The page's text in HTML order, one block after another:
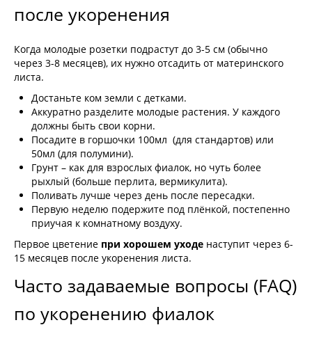
после укоренения
Когда молодые розетки подрастут до 3-5 см (обычно
через 3-8 месяцев), их нужно отсадить от материнского
листа.
Достаньте ком земли с детками.
Аккуратно разделите молодые растения. У каждого
должны быть свои корни.
Посадите в горшочки 100мл (для стандартов) или
50мл (для полумини).
Грунт – как для взрослых фиалок, но чуть более
рыхлый (больше перлита, вермикулита).
Поливать лучше через день после пересадки.
Первую неделю подержите под плёнкой, постепенно
приучая к комнатному воздуху.
Первое цветение при хорошем уходе наступит через 6-
15 месяцев после укоренения листа.
Часто задаваемые вопросы (FAQ)
по укоренению фиалок